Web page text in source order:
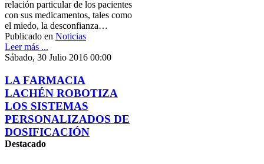
relación particular de los pacientes
con sus medicamentos, tales como
el miedo, la desconfianza…
Publicado en Noticias
Leer más ...
Sábado, 30 Julio 2016 00:00
LA FARMACIA
LACHÉN ROBOTIZA
LOS SISTEMAS
PERSONALIZADOS DE
DOSIFICACIÓN
Destacado